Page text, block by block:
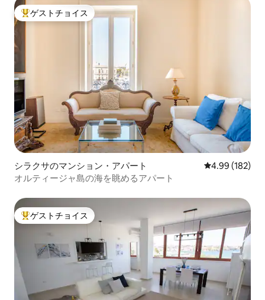
大好評のゲストチョイスです。
ゲストチョイス
シラクサのマンション・アパート レビュー182
4.99 (182)
オルティージャ島の海を眺めるアパート
大好評のゲストチョイスです。
ゲストチョイス